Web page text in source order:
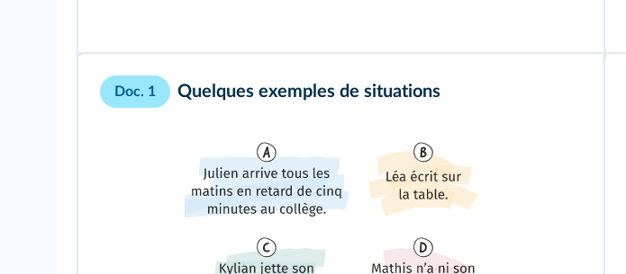
Doc. 1 Quelques exemples de situations